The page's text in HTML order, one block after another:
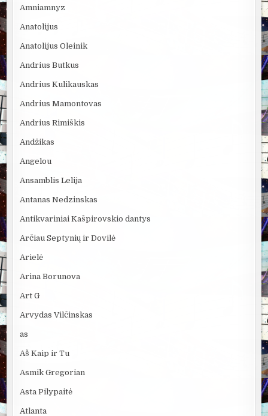
Amniamnyz
Anatolijus
Anatolijus Oleinik
Andrius Butkus
Andrius Kulikauskas
Andrius Mamontovas
Andrius Rimiškis
Andžikas
Angelou
Ansamblis Lelija
Antanas Nedzinskas
Antikvariniai Kašpirovskio dantys
Arčiau Septynių ir Dovilė
Arielė
Arina Borunova
Art G
Arvydas Vilčinskas
as
Aš Kaip ir Tu
Asmik Gregorian
Asta Pilypaitė
Atlanta